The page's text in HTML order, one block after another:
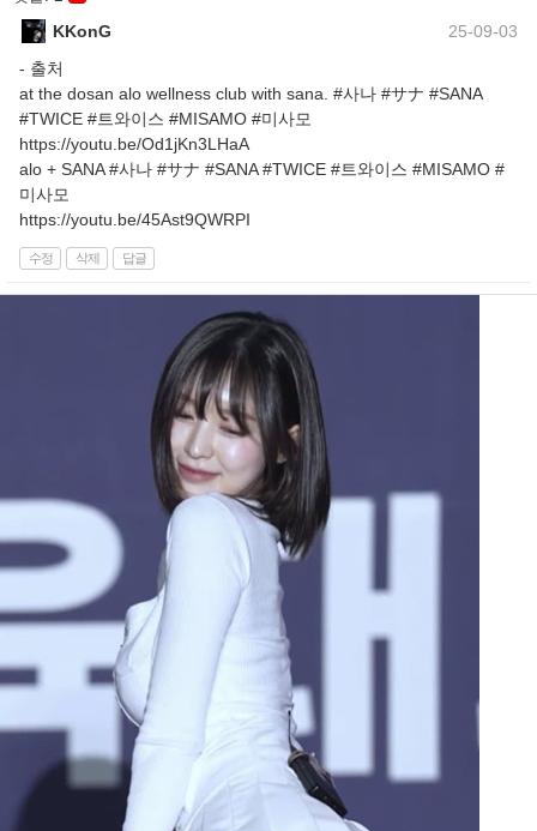
KKonG
25-09-03
- 출처
at the dosan alo wellness club with sana. #사나 #サナ #SANA
#TWICE #트와이스 #MISAMO #미사모
https://youtu.be/Od1jKn3LHaA
alo + SANA #사나 #サナ #SANA #TWICE #트와이스 #MISAMO #
미사모
https://youtu.be/45Ast9QWRPI
수정 삭제 답글